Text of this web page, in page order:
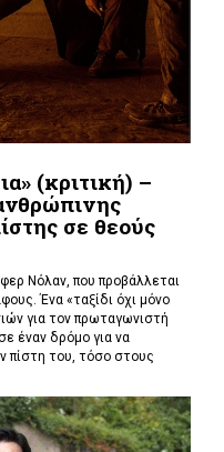
(κριτική) –
σε θεούς
Νόλαν,που προβάλλεται
Ένα «ταξίδι όχι μόνο
για τον πρωταγωνιστή
έναν δρόμο για να
πίστη του, τόσο στους